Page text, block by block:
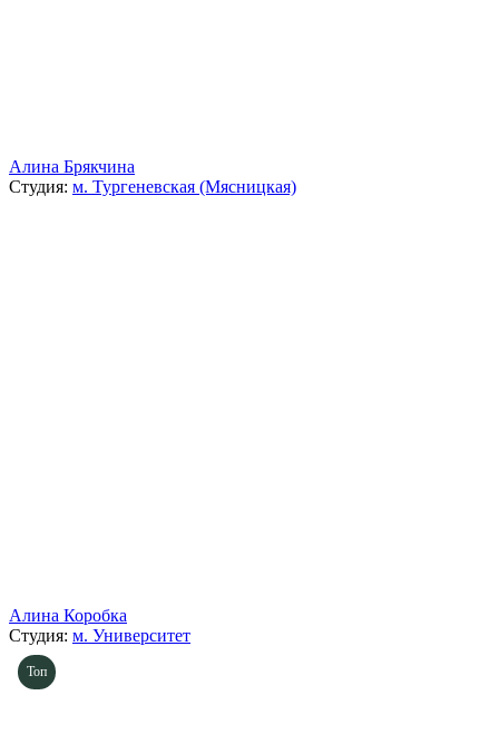
Алина Брякчина
Студия: м. Тургеневская (Мясницкая)
Алина Коробка
Студия: м. Университет
Топ